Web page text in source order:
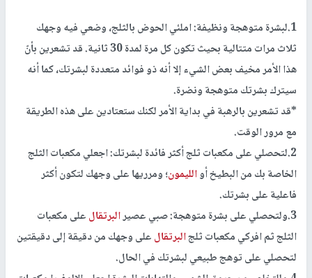
1.لبشرة متوهجة ونظيفة:
املئي الحوض بالثلج، وضعي فيه وجهك
ثلاث مرات متتالية بحيث تكون كل مرة لمدة 30 ثانية. قد تشعرين بأنّ
هذا الأمر مخيف بعض الشيء إلا أنه ذو فوائد متعددة لبشرتك، كما أنه
سيترك بشرتك متوهجة ونضرة.
*قد تشعرين بالرهبة في بداية الأمر لكنك ستعتادين على هذه الطريقة
مع مرور الوقت.
2.لتحصلي على مكعبات ثلج أكثر فائدة لبشرتك:
اجعلي مكعبات الثلج
الخاصة بك من البطيخ أوالليمون؛ ومرريها على وجهك لتكون أكثر
فاعلية على بشرتك.
3.ولتحصلي على بشرة متوهجة:
صبي عصيرالبرتقالعلى مكعبات
الثلج ثم افركي مكعبات ثلجالبرتقالعلى وجهك من دقيقة إلى دقيقتين
لتحصلي على توهج طبيعي لبشرتك في الحال.